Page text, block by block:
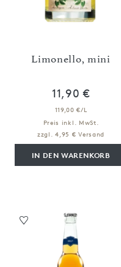
Limonello, mini
11,90 €
119,00 €/L
Preis inkl. MwSt.
zzgl. 4,95 € Versand
IN DEN WARENKORB